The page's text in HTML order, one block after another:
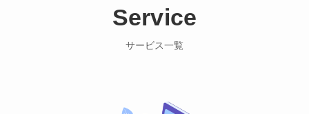
Service
サービス一覧